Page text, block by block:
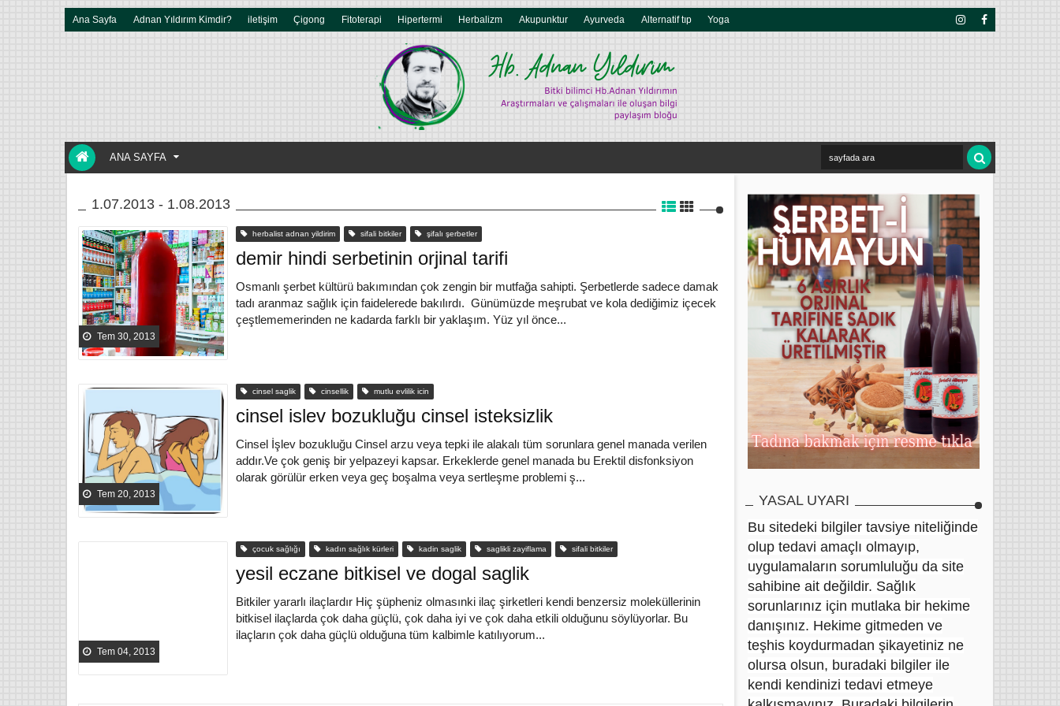
Ana Sayfa Adnan Yıldırım Kimdir? iletişim Çigong Fitoterapi Hipertermi Herbalizm Akupunktur Ayurveda Alternatif tıp Yoga
ANA SAYFA
1.07.2013 - 1.08.2013
Tem 30, 2013
herbalist adnan yildirim sifali bitkiler şifalı şerbetler
demir hindi serbetinin orjinal tarifi
Osmanlı şerbet kültürü bakımından çok zengin bir mutfağa sahipti. Şerbetlerde sadece damak
tadı aranmaz sağlık için faidelerede bakılırdı. Günümüzde meşrubat ve kola dediğimiz içecek
çeştlememerinden ne kadarda farklı bir yaklaşım. Yüz yıl önce...
Tem 20, 2013
cinsel saglik cinsellik mutlu evlilik icin
cinsel islev bozukluğu cinsel isteksizlik
Cinsel İşlev bozukluğu Cinsel arzu veya tepki ile alakalı tüm sorunlara genel manada verilen
addır.Ve çok geniş bir yelpazeyi kapsar. Erkeklerde genel manada bu Erektil disfonksiyon
olarak görülür erken veya geç boşalma veya sertleşme problemi ş...
Tem 04, 2013
çocuk sağlığı kadın sağlık kürleri kadin saglik saglikli zayiflama sifali bitkiler
yesil eczane bitkisel ve dogal saglik
Bitkiler yararlı ilaçlardır Hiç şüpheniz olmasınki ilaç şirketleri kendi benzersiz moleküllerinin
bitkisel ilaçlarda çok daha güçlü, çok daha iyi ve çok daha etkili olduğunu söylüyorlar. Bu
ilaçların çok daha güçlü olduğuna tüm kalbimle katılıyorum...
YASAL UYARI
Bu sitedeki bilgiler tavsiye niteliğinde
olup tedavi amaçlı olmayıp,
uygulamaların sorumluluğu da site
sahibine ait değildir. Sağlık
sorunlarınız için mutlaka bir hekime
danışınız. Hekime gitmeden ve
teşhis koydurmadan şikayetiniz ne
olursa olsun, buradaki bilgiler ile
kendi kendinizi tedavi etmeye